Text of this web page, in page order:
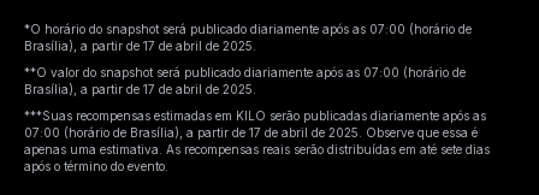
*O horário do snapshot será publicado diariamente após as 07:00 (horário de
Brasília), a partir de 17 de abril de 2025.
**O valor do snapshot será publicado diariamente após as 07:00 (horário de
Brasília), a partir de 17 de abril de 2025.
***Suas recompensas estimadas em KILO serão publicadas diariamente após as
07:00 (horário de Brasília), a partir de 17 de abril de 2025. Observe que essa é
apenas uma estimativa. As recompensas reais serão distribuídas em até sete dias
após o término do evento.